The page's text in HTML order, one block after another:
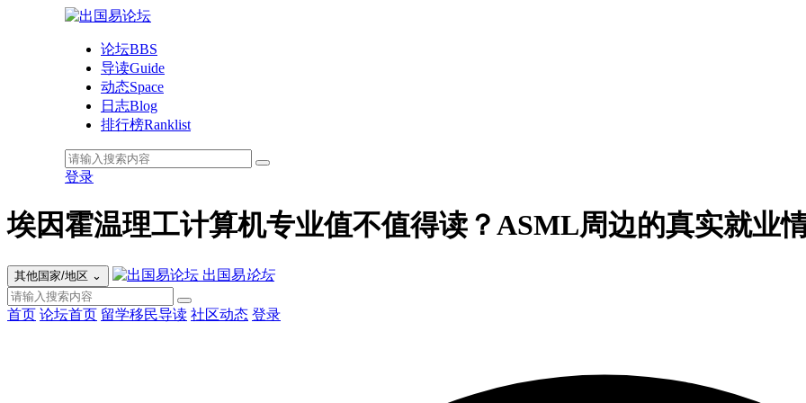
论坛BBS
导读Guide
动态Space
日志Blog
排行榜Ranklist
登录
埃因霍温理工计算机专业值不值得读？ASML周边的真实就业
其他国家/地区 ⌄ 出国易论坛
首页 论坛首页 留学移民导读 社区动态 登录